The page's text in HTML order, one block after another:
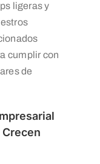
ligeras y
cumplir con
de